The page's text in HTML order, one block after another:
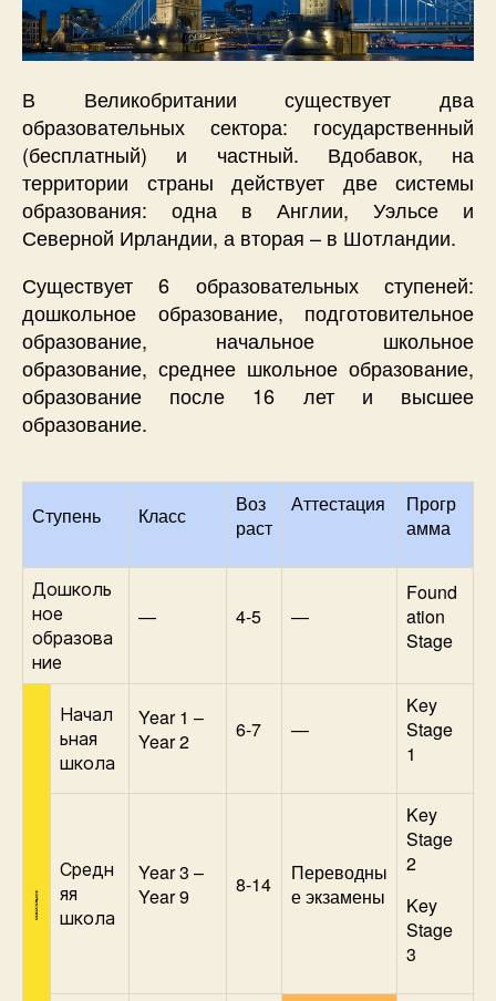
В Великобритании существует два
образовательных сектора: государственный
(бесплатный) и частный. Вдобавок, на
территории страны действует две системы
образования: одна в Англии, Уэльсе и
Северной Ирландии, а вторая – в Шотландии.
Существует 6 образовательных ступеней:
дошкольное образование, подготовительное
образование, начальное школьное
образование, среднее школьное образование,
образование после 16 лет и высшее
образование.
Ступень Класс
Воз
раст
Аттестация
Прогр
амма
Дошколь
ное
образова
ние
— 4-5 —
Found
ation
Stage
Начал
ьная
школа
Year 1 –
Year 2
6-7 —
Key
Stage
1
Средн
яя
школа
Year 3 –
Year 9
8-14
Переводны
е экзамены
Key
Stage
2
Key
Stage
3